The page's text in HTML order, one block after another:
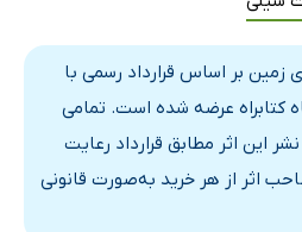
بر اساس قرارداد رسمی با
کتابراه عرضه شده است. تمامی
این اثر مطابق قرارداد رعایت
اثر از هر خرید به‌صورت قانونی